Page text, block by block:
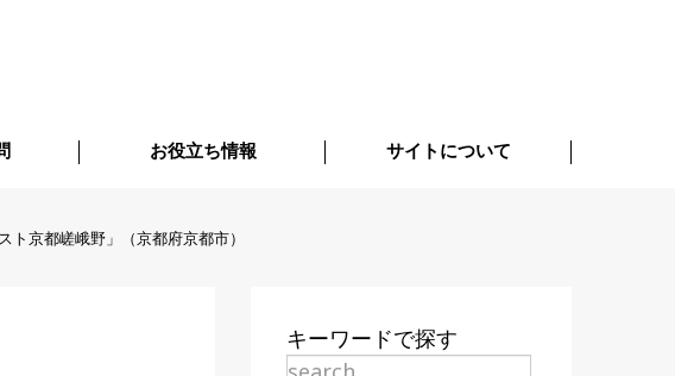
お役立ち情報 サイトについて
ト京都嵯峨野」（京都府京都市）
キーワードで探す